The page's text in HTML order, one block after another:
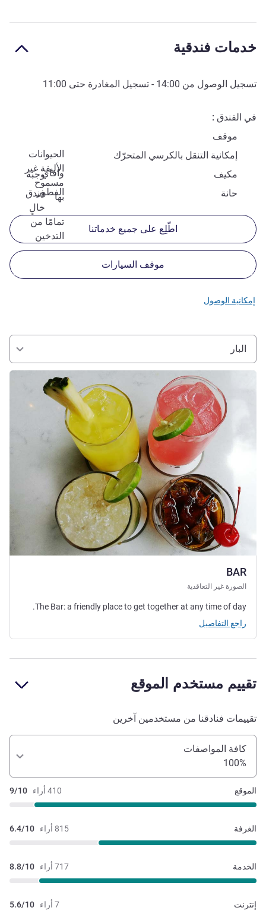
خدمات فندقية
تسجيل الوصول من 14:00 - تسجيل المغادرة حتى 11:00
في الفندق
موقف
الحيوانات
الأليفة غير
مسموح
بها
إمكانية التنقل بالكرسي المتحرّك
وافاي
مكيف
وجبة
الفطور
حانة
فندق
خالٍ
تمامًا من
التدخين
اطّلِع على جميع خدماتنا
موقف السيارات
إمكانية الوصول
البار
BAR
الصورة غير التعاقدية
راجع التفاصيل
The Bar: a friendly place to get together at any time of day.
راجع التفاصيل
تقييم مستخدم الموقع
تقييمات فنادقنا من مستخدمين آخرين
كافة المواصفات
100%
410 أراء 9/10 الموقع
815 أراء 6.4/10 الغرفة
717 أراء 8.8/10 الخدمة
7 أراء 5.6/10 إنترنت